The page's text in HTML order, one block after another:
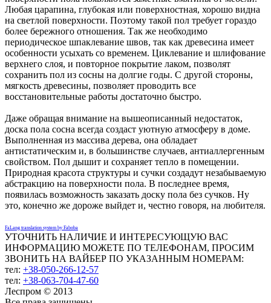
Любая царапина, глубокая или поверхностная, хорошо видна
на светлой поверхности. Поэтому такой пол требует гораздо
более бережного отношения. Так же необходимо
периодическое шпаклевание швов, так как древесина имеет
особенности усыхать со временем. Циклевание и шлифование
верхнего слоя, и повторное покрытие лаком, позволят
сохранить пол из сосны на долгие годы. С другой стороны,
мягкость древесины, позволяет проводить все
восстановительные работы достаточно быстро.
Даже обращая внимание на вышеописанный недостаток,
доска пола сосна всегда создаст уютную атмосферу в доме.
Выполненная из массива дерева, она обладает
антистатическим и, в большинстве случаев, антиаллергенным
свойством. Пол дышит и сохраняет тепло в помещении.
Природная красота структуры и сучки создадут незабываемую
абстракцию на поверхности пола. В последнее время,
появилась возможность заказать доску пола без сучков. Ну
это, конечно же дороже выйдет и, честно говоря, на любителя.
FaLang translation system by Faboba
УТОЧНИТЬ НАЛИЧИЕ И ИНТЕРЕСУЮЩУЮ ВАС
ИНФОРМАЦИЮ МОЖЕТЕ ПО ТЕЛЕФОНАМ, ПРОСИМ
ЗВОНИТЬ НА ВАЙБЕР ПО УКАЗАННЫМ НОМЕРАМ:
тел: +38-050-266-12-57
тел: +38-063-704-47-60
Леспром © 2013